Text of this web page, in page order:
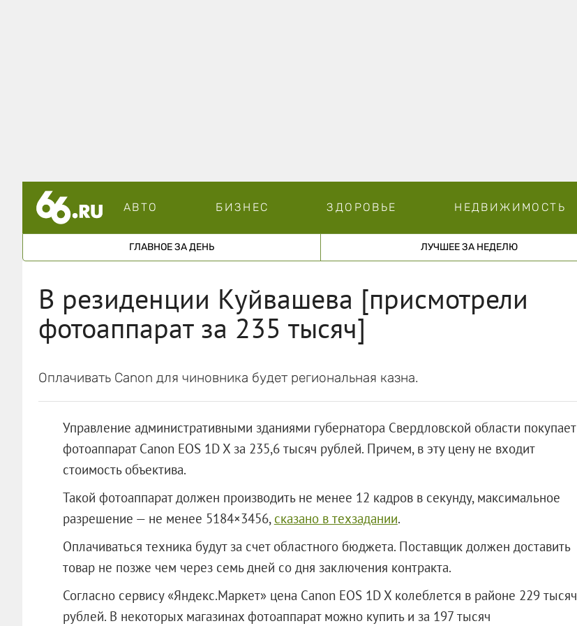
АВТО БИЗНЕС ЗДОРОВЬЕ НЕДВИЖИМОСТЬ
ГЛАВНОЕ ЗА ДЕНЬ ЛУЧШЕЕ ЗА НЕДЕЛЮ
В резиденции Куйвашева [присмотрели
фотоаппарат за 235 тысяч]
Оплачивать Canon для чиновника будет региональная казна.
Управление административными зданиями губернатора Свердловской области покупает
фотоаппарат Canon EOS 1D X за 235,6 тысяч рублей. Причем, в эту цену не входит
стоимость объектива.
Такой фотоаппарат должен производить не менее 12 кадров в секунду, максимальное
разрешение — не менее 5184×3456, сказано в техзадании.
Оплачиваться техника будут за счет областного бюджета. Поставщик должен доставить
товар не позже чем через семь дней со дня заключения контракта.
Согласно сервису «Яндекс.Маркет» цена Canon EOS 1D X колеблется в районе 229 тысяч
рублей. В некоторых магазинах фотоаппарат можно купить и за 197 тысяч